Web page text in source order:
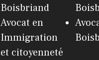
Boisbriand
Avocat en
Immigration
et citoyenneté